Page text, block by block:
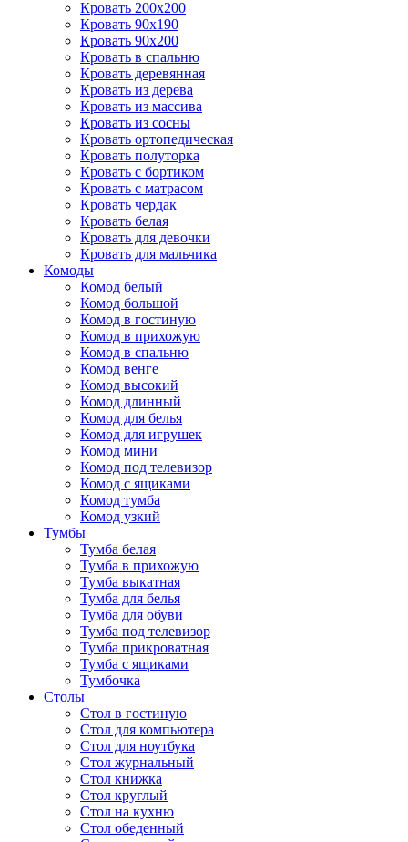
Кровать 200х200
Кровать 90х190
Кровать 90х200
Кровать в спальню
Кровать деревянная
Кровать из дерева
Кровать из массива
Кровать из сосны
Кровать ортопедическая
Кровать полуторка
Кровать с бортиком
Кровать с матрасом
Кровать чердак
Кровать белая
Кровать для девочки
Кровать для мальчика
Комоды
Комод белый
Комод большой
Комод в гостиную
Комод в прихожую
Комод в спальню
Комод венге
Комод высокий
Комод длинный
Комод для белья
Комод для игрушек
Комод мини
Комод под телевизор
Комод с ящиками
Комод тумба
Комод узкий
Тумбы
Тумба белая
Тумба в прихожую
Тумба выкатная
Тумба для белья
Тумба для обуви
Тумба под телевизор
Тумба прикроватная
Тумба с ящиками
Тумбочка
Столы
Стол в гостиную
Стол для компьютера
Стол для ноутбука
Стол журнальный
Стол книжка
Стол круглый
Стол на кухню
Стол обеденный